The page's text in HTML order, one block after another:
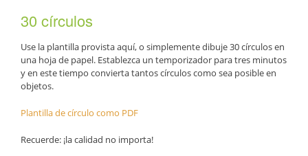
30 círculos
Use la plantilla provista aquí, o simplemente dibuje 30 círculos en
una hoja de papel. Establezca un temporizador para tres minutos
y en este tiempo convierta tantos círculos como sea posible en
objetos.
Plantilla de círculo como PDF
Recuerde: ¡la calidad no importa!